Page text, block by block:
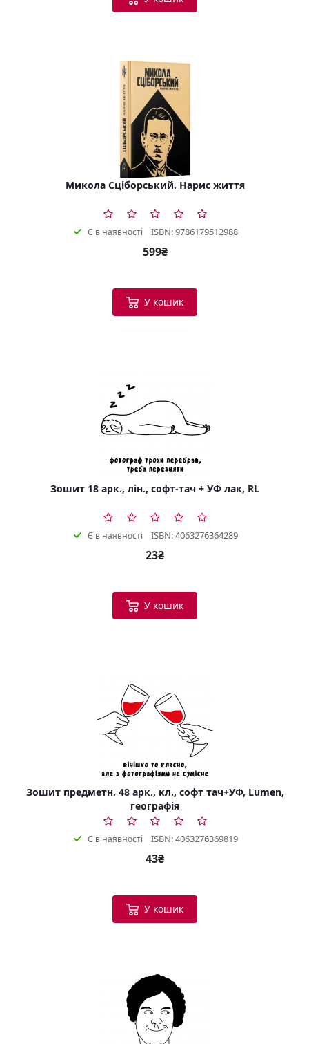
Микола Сціборський. Нарис життя
Є в наявності ISBN: 9786179512988
599₴
У кошик
Зошит 18 арк., лін., софт-тач + УФ лак, RL
Є в наявності ISBN: 4063276364289
23₴
У кошик
Зошит предметн. 48 арк., кл., софт тач+УФ, Lumen,
географія
Є в наявності ISBN: 4063276369819
43₴
У кошик